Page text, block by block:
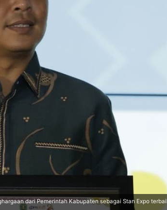
dari Pemerintah Kabupaten sebagai Stan Expo